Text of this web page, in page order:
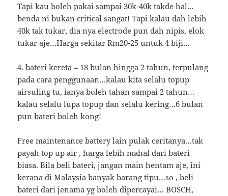
Tapi kau boleh pakai sampai 30k-40k takde hal…
benda ni bukan critical sangat! Tapi kalau dah lebih
40k tak tukar, dia nya electrode pun dah nipis, elok
tukar aje…Harga sekitar Rm20-25 untuk 4 biji…
4. bateri kereta – 18 bulan hingga 2 tahun, terpulang
pada cara penggunaan…kalau kita selalu topup
airsuling tu, ianya boleh tahan sampai 2 tahun…
kalau selalu lupa topup dan selalu kering…6 bulan
pun bateri boleh kong!
Free maintenance battery lain pulak ceritanya…tak
payah top up air , harga lebih mahal dari bateri
biasa. Bila beli bateri, jangan main hentam aje, ini
kerana di Malaysia banyak barang tipu…so , beli
bateri dari jenama yg boleh dipercayai… BOSCH,